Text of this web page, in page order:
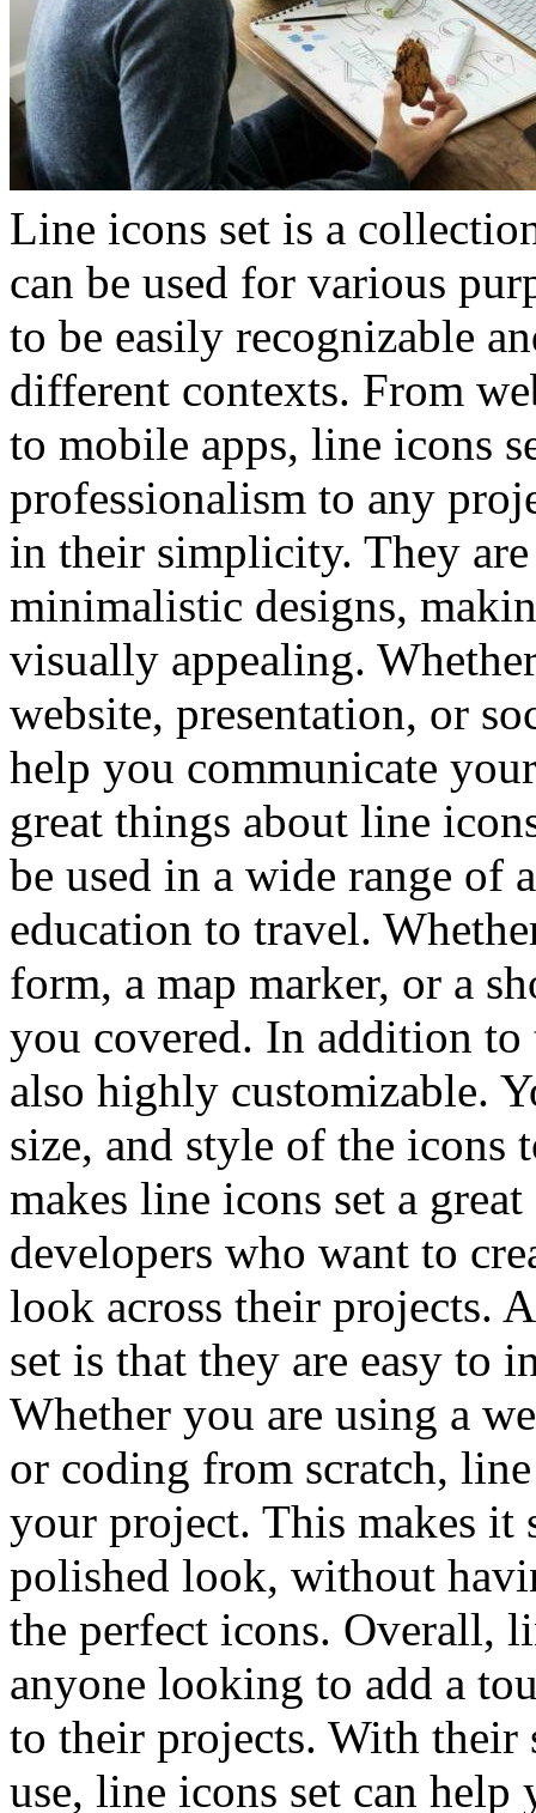
Line icons set is a
can be used for various
to be easily recognizable
different contexts. From
to mobile apps, line icons
professionalism to any
in their simplicity. They
minimalistic designs,
visually appealing.
website, presentation, or
help you communicate
great things about line
be used in a wide range of
education to travel.
form, a map marker, or a
you covered. In addition
also highly customizable.
size, and style of the
makes line icons set a
developers who want to
look across their projects.
set is that they are easy to
Whether you are using a
or coding from scratch,
your project. This makes it
polished look, without
the perfect icons. Overall,
anyone looking to add a
to their projects. With their
use, line icons set can